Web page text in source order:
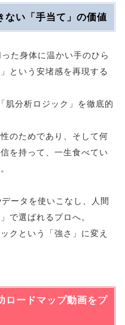
ない「手当て」の価値
た身体に温かい手のひら
という安堵感を再現する
肌分析ロジック」を徹底的
のためであり、そして何
を持って、一生食べてい
ータを使いこなし、人間
で選ばれるプロへ。
クという「強さ」に変え
ロードマップ動画をプ